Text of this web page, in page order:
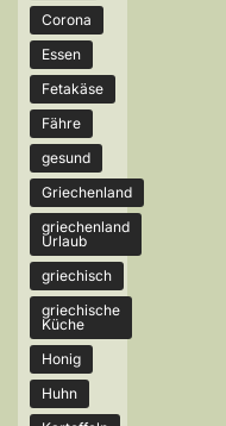
Corona
Essen
Fetakäse
Fähre
gesund
Griechenland
griechenland
Urlaub
griechisch
griechische
Küche
Honig
Huhn